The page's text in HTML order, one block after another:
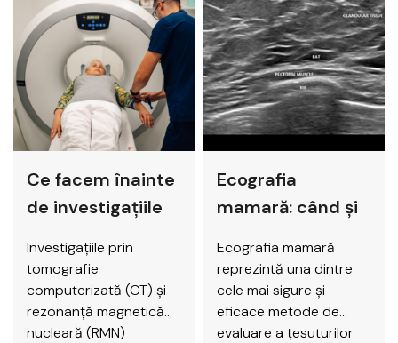
mai ales în afecțiuni
neurologice și
articulare. RMN-ul de 3
Tesla oferă rezoluție
superioară, detalii
anatomice fine și
imagini mai clare,
informațiile anatomice
oferite de CT cu date
despre activitatea
metabolică a
țesuturilor, permițând
medicilor să identifice
modificări încă din
bolilor. La Elytis
Hospital, pacienții din
Ce facem înainte
de investigațiile
practic pentru
pacient
Investigațiile prin
tomografie
computerizată (CT) și
rezonanță magnetică
nucleară (RMN)
Ecografia
mamară: când și
recomandată?
Ecografia mamară
reprezintă una dintre
cele mai sigure și
eficace metode de
evaluare a țesuturilor